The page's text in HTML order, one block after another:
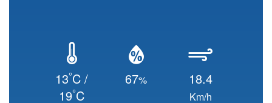
13°C /
19°C
67% 18.4
Km/h